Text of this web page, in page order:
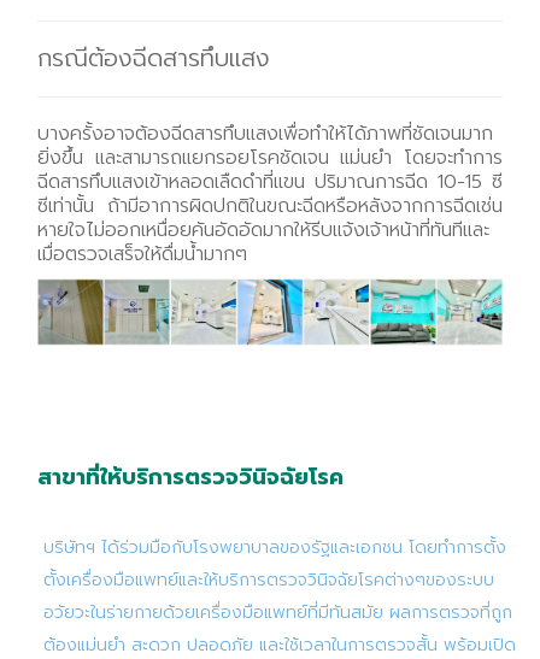
กรณีต้องฉีดสารทึบแสง
บางครั้งอาจต้องฉีดสารทึบแสงเพื่อทำให้ได้ภาพที่ชัดเจนมาก
ยิ่งขึ้น และสามารถแยกรอยโรคชัดเจน แม่นยำ โดยจะทำการ
ฉีดสารทึบแสงเข้าหลอดเลืดดำที่แขน ปริมาณการฉีด 10-15 ซี
ซีเท่านั้น ถ้ามีอาการผิดปกติในขณะฉีดหรือหลังจากการฉีดเช่น
หายใจไม่ออกเหนื่อยคันอัดอัดมากให้รีบแจ้งเจ้าหน้าที่ทันทีและ
เมื่อตรวจเสร็จให้ดื่มน้ำมากๆ
สาขาที่ให้บริการตรวจวินิจฉัยโรค
บริษัทฯ ได้ร่วมมือกับโรงพยาบาลของรัฐและเอกชน โดยทำการตั้ง
ตั้งเครื่องมือแพทย์และให้บริการตรวจวินิจฉัยโรคต่างๆของระบบ
อวัยวะในร่ายกายด้วยเครื่องมือแพทย์ที่มีทันสมัย ผลการตรวจที่ถูก
ต้องแม่นยำ สะดวก ปลอดภัย และใช้เวลาในการตรวจสั้น พร้อมเปิด